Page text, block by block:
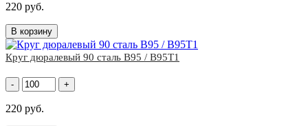
220 руб.
В корзину
Круг дюралевый 90 сталь В95 / В95Т1
- +
220 руб.